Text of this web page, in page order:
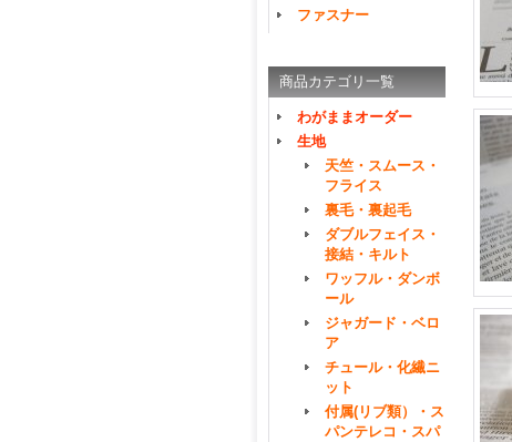
ファスナー
商品カテゴリ一覧
わがままオーダー
生地
天竺・スムース・
フライス
裏毛・裏起毛
ダブルフェイス・
接結・キルト
ワッフル・ダンボ
ール
ジャガード・ベロ
ア
チュール・化繊ニ
ット
付属(リブ類）・ス
パンテレコ・スパ